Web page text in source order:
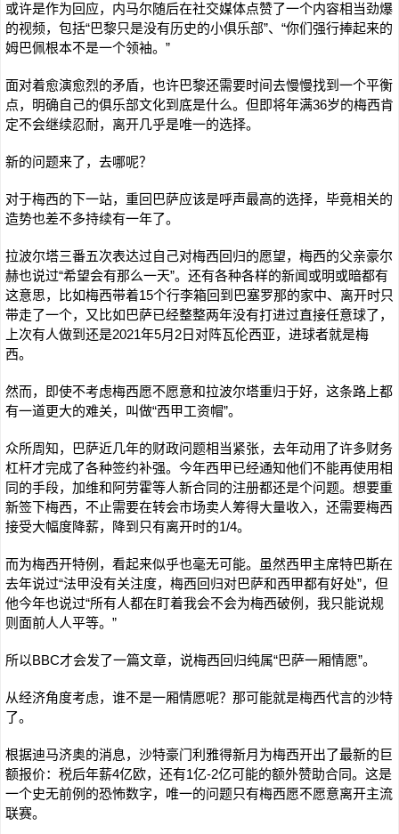
或许是作为回应，内马尔随后在社交媒体点赞了一个内容相当劲爆
的视频，包括“巴黎只是没有历史的小俱乐部”、“你们强行捧起来的
姆巴佩根本不是一个领袖。”
面对着愈演愈烈的矛盾，也许巴黎还需要时间去慢慢找到一个平衡
点，明确自己的俱乐部文化到底是什么。但即将年满36岁的梅西肯
定不会继续忍耐，离开几乎是唯一的选择。
新的问题来了，去哪呢？
对于梅西的下一站，重回巴萨应该是呼声最高的选择，毕竟相关的
造势也差不多持续有一年了。
拉波尔塔三番五次表达过自己对梅西回归的愿望，梅西的父亲豪尔
赫也说过“希望会有那么一天”。还有各种各样的新闻或明或暗都有
这意思，比如梅西带着15个行李箱回到巴塞罗那的家中、离开时只
带走了一个，又比如巴萨已经整整两年没有打进过直接任意球了，
上次有人做到还是2021年5月2日对阵瓦伦西亚，进球者就是梅
西。
然而，即使不考虑梅西愿不愿意和拉波尔塔重归于好，这条路上都
有一道更大的难关，叫做“西甲工资帽”。
众所周知，巴萨近几年的财政问题相当紧张，去年动用了许多财务
杠杆才完成了各种签约补强。今年西甲已经通知他们不能再使用相
同的手段，加维和阿劳霍等人新合同的注册都还是个问题。想要重
新签下梅西，不止需要在转会市场卖人筹得大量收入，还需要梅西
接受大幅度降薪，降到只有离开时的1/4。
而为梅西开特例，看起来似乎也毫无可能。虽然西甲主席特巴斯在
去年说过“法甲没有关注度，梅西回归对巴萨和西甲都有好处”，但
他今年也说过“所有人都在盯着我会不会为梅西破例，我只能说规
则面前人人平等。”
所以BBC才会发了一篇文章，说梅西回归纯属“巴萨一厢情愿”。
从经济角度考虑，谁不是一厢情愿呢？那可能就是梅西代言的沙特
了。
根据迪马济奥的消息，沙特豪门利雅得新月为梅西开出了最新的巨
额报价：税后年薪4亿欧，还有1亿-2亿可能的额外赞助合同。这是
一个史无前例的恐怖数字，唯一的问题只有梅西愿不愿意离开主流
联赛。